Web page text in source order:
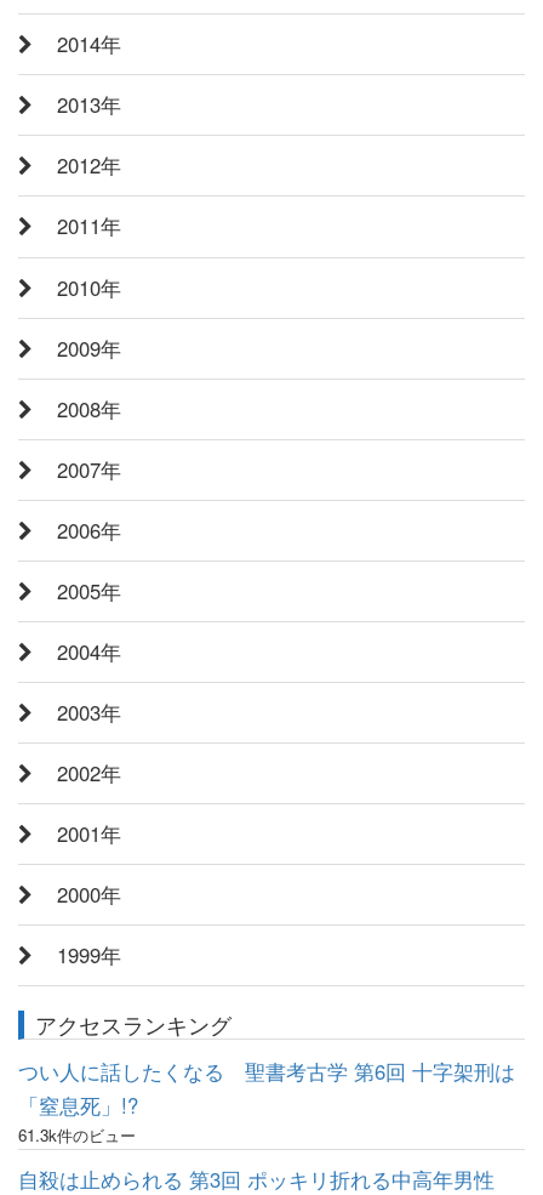
2014年
2013年
2012年
2011年
2010年
2009年
2008年
2007年
2006年
2005年
2004年
2003年
2002年
2001年
2000年
1999年
アクセスランキング
つい人に話したくなる 聖書考古学 第6回 十字架刑は
「窒息死」!?
61.3k件のビュー
自殺は止められる 第3回 ポッキリ折れる中高年男性